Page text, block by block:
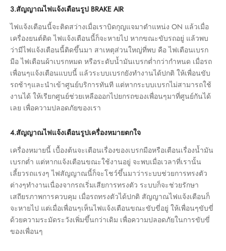
3.สัญญาณไฟแจ้งเตือนรูป BRAKE AIR
ไฟแจ้งเตือนนี้จะติดสว่างเมื่อเราบิดกุญแจมาตำแหน่ง ON แล้วเมื่อ
เครื่องยนต์ติด ไฟแจ้งเตือนนี้ก็จะหายไป หากขณะขับรถอยู่ แล้วพบ
ว่ามีไฟแจ้งเตือนนี้ติดขึ้นมา สาเหตุส่วนใหญ่ที่พบ คือ ไฟเตือนเบรก
มือ ไฟเตือนผ้าเบรกหมด หรือระดับน้ำมันเบรกต่ำกว่ากำหนด เมื่อรถ
เพื่อนๆแจ้งเตือนแบบนี้ แล้วระบบเบรกยังทำงานได้ปกติ ให้เพื่อนขับ
รถช้าๆและนำเข้าศูนย์บริการทันที แต่หากระบบเบรกไม่สามารถใช้
งานได้ ให้เรียกศูนย์ช่วยเหลือออกไปยกรถของเพื่อนๆมาที่ศูนย์กันได้
เลย เพื่อความปลอดภัยของเรา
4.สัญญาณไฟแจ้งเตือนรูปเครื่องหมายตกใจ
เครื่องหมายนี้ เบื้องต้นจะเตือนเรื่องของเบรกมือหรือเตือนเรื่องน้ำมัน
เบรกต่ำ แต่หากแจ้งเตือนขณะใช้งานอยู่ จะพบเมื่อเวลาที่เรานั้น
เลี้ยวรถแรงๆ ไฟสัญญาณนี้ก็จะโชว์ขึ้นมาว่าระบบช่วยการทรงตัว
ต่างๆทำงานเนื่องจากรถเริ่มเสียการทรงตัว ระบบก็จะช่วยรักษา
เสถียรภาพการควบคุม เมื่อรถทรงตัวได้ปกติ สัญญาณไฟแจ้งเตือนก็
จะหายไป แต่เมื่อเพื่อนๆเห็นไฟแจ้งเตือนขณะขับขี่อยู่ ให้เพื่อนๆขับขี่
ด้วยความระมัดระวังเพิ่มขึ้นกว่าเดิม เพื่อความปลอดภัยในการขับขี่
ของเพื่อนๆ